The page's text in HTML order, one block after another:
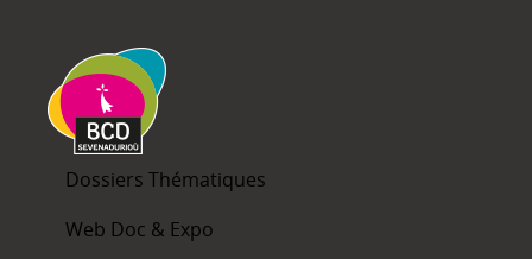
Dossiers Thématiques
Web Doc & Expo